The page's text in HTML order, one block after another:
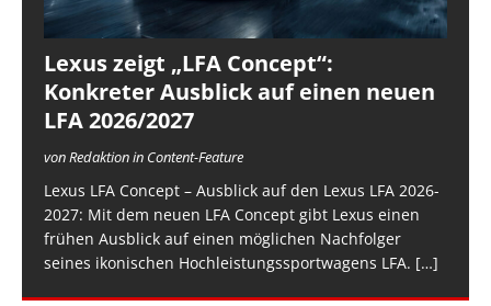
Lexus zeigt „LFA Concept“:
Konkreter Ausblick auf einen neuen
LFA 2026/2027
von Redaktion in Content-Feature
Lexus LFA Concept – Ausblick auf den Lexus LFA 2026-
2027: Mit dem neuen LFA Concept gibt Lexus einen
frühen Ausblick auf einen möglichen Nachfolger
seines ikonischen Hochleistungssportwagens LFA. […]